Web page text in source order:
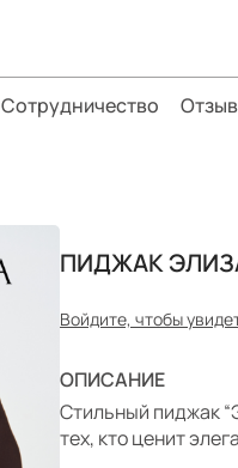
Сотрудничество
ПИДЖАК
Войдите, чтобы
ОПИСАНИЕ
Стильный пиджак
тех, кто ценит